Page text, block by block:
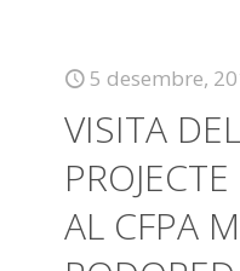
5 desembre,
VISITA
AL CFPA